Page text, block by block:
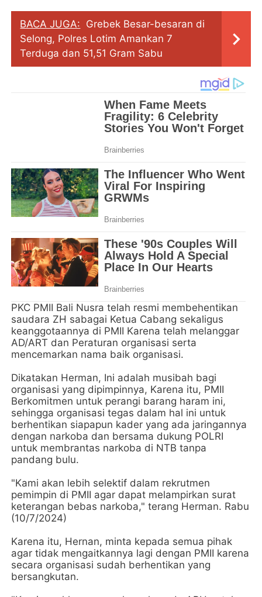
BACA JUGA: Grebek Besar-besaran di
Selong, Polres Lotim Amankan 7
Terduga dan 51,51 Gram Sabu
PKC PMII Bali Nusra telah resmi membehentikan
saudara ZH sabagai Ketua Cabang sekaligus
keanggotaannya di PMII Karena telah melanggar
AD/ART dan Peraturan organisasi serta
mencemarkan nama baik organisasi.
Dikatakan Herman, Ini adalah musibah bagi
organisasi yang dipimpinnya, Karena itu, PMII
Berkomitmen untuk perangi barang haram ini,
sehingga organisasi tegas dalam hal ini untuk
berhentikan siapapun kader yang ada jaringannya
dengan narkoba dan bersama dukung POLRI
untuk membrantas narkoba di NTB tanpa
pandang bulu.
"Kami akan lebih selektif dalam rekrutmen
pemimpin di PMII agar dapat melampirkan surat
keterangan bebas narkoba," terang Herman. Rabu
(10/7/2024)
Karena itu, Hernan, minta kepada semua pihak
agar tidak mengaitkannya lagi dengan PMII karena
secara organisasi sudah berhentikan yang
bersangkutan.